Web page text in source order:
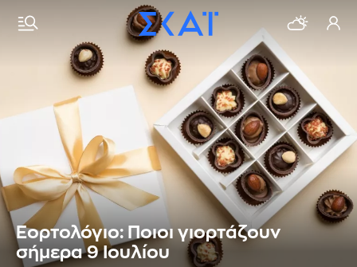
Εορτολόγιο: Ποιοι γιορτάζουν
σήμερα 9 Ιουλίου